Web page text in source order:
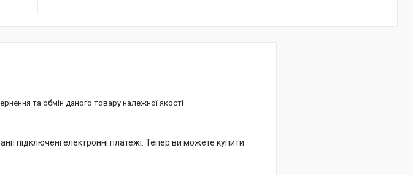
та обмін даного товару належної якості
підключені електронні платежі. Тепер ви можете купити